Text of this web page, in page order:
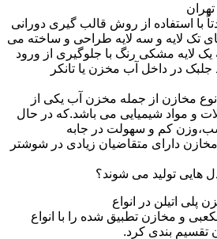
با استفاده از روش قالب گیری دورانی
تک لایه و سه لایه طراحی و ساخته می
لایه مشکی رنگ با جلوگیری از ورود
در داخل آب مخزن یا تانکر
نوع مخازن از جمله مخزن آب یکی از
و مواد شیمیایی می باشد.که در حال
کم و سهولت در جابه
دارای متقاضیان زیادی در شوشتر
هایی تولید می شوند؟
اتیلن در انواع
و مخازن تطبیق شده را با انواع
تقسیم بندی کرد.